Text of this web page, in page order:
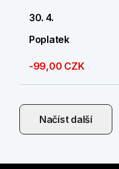
30. 4.
Poplatek
-99,00 CZK
Načíst další